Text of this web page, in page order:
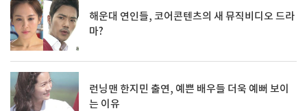
해운대 연인들, 코어콘텐츠의 새 뮤직비디오 드라
마?
런닝맨 한지민 출연, 예쁜 배우들 더욱 예뻐 보이
는 이유